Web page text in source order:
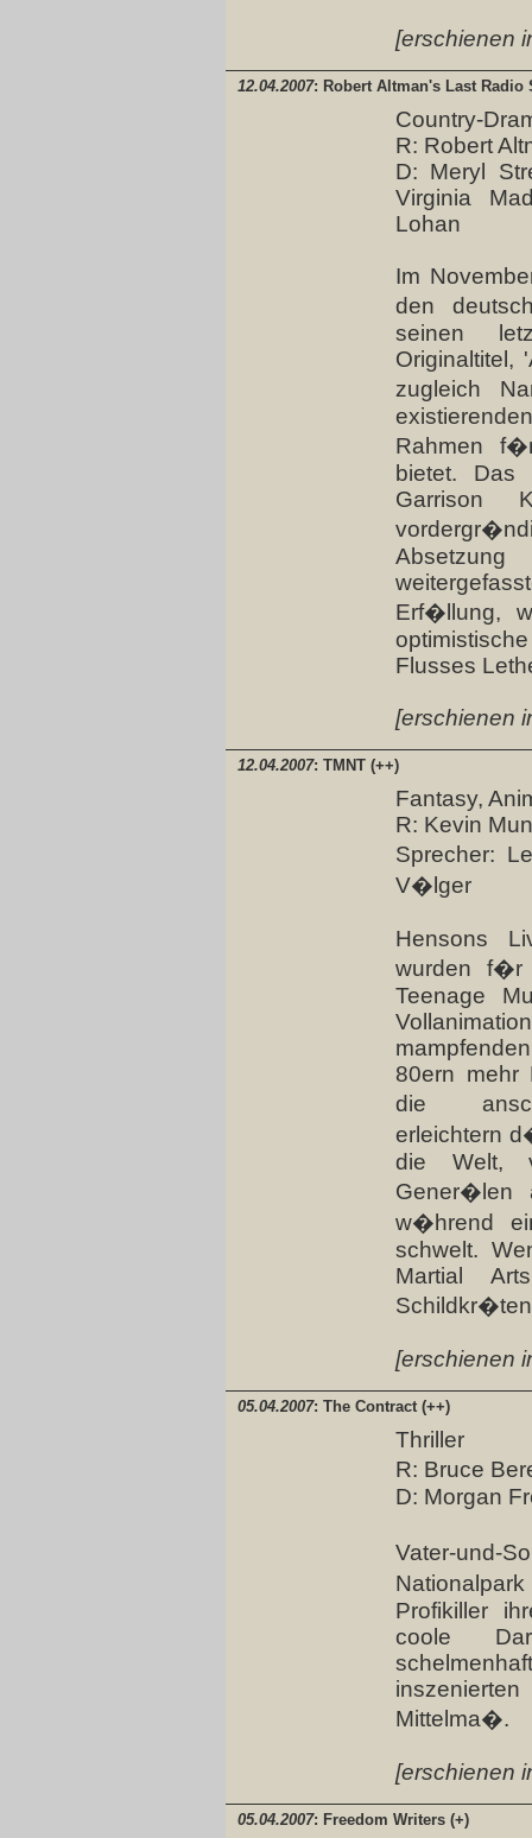
[erschienen
12.04.2007: Robert Altman's Last Radio
Country-
R: Robert
D: Meryl
Virginia
Lohan
Im
den
seinen
Originaltitel,
zugleich
Rahmen
bietet. Das
Garrison
Erf�llung,
Flusses
[erschienen
12.04.2007: TMNT (++)
Fantasy,
R: Kevin
Sprecher:
V�lger
Hensons
wurden f�r
Teenage
80ern mehr
die
erleichtern
die Welt,
Gener�len
w�hrend
schwelt.
Martial
[erschienen
05.04.2007: The Contract (++)
Thriller
R: Bruce
D: Morgan
Vater-
Profikiller
coole
Mittelma�.
[erschienen
05.04.2007: Freedom Writers (+)